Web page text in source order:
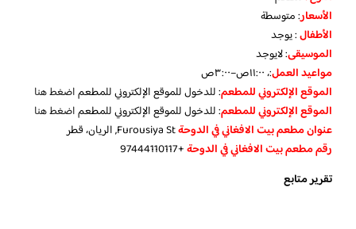
الأسعار:متوسطة
الأطفال:يوجد
الموسيقى: لايوجد
مواعيد العمل:، ١١:٠٠ص–٣:٠٠ص
الموقع الإلكتروني للمطعم: للدخول للموقع الإلكتروني للمطعماضغط هنا
الموقع الإلكتروني للمطعم: للدخول للموقع الإلكتروني للمطعماضغط هنا
عنوان مطعم بيت الافغاني في الدوحةFurousiya St, الريان، قطر
رقم مطعم بيت الافغاني في الدوحة+97444110117
تقرير متابع